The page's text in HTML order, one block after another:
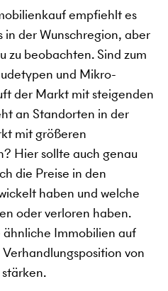
empfiehlt es
der Wunschregion, aber
zu beobachten. Sind zum
und Mikro-
der Markt mit steigenden
an Standorten in der
mit größeren
Hier sollte auch genau
die Preise in den
haben und welche
oder verloren haben.
ähnliche Immobilien auf
von